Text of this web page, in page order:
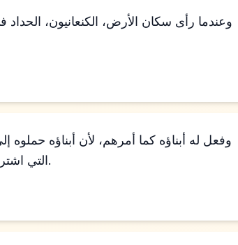
وعندما رأى سكان الأرض، الكنعانيون،
وفعل له أبناؤه كما أمرهم، لأن أبناؤه
التي اشتراها إبراهيم مع الحقل من عفرون الحثي كملكية لموقع دفن.